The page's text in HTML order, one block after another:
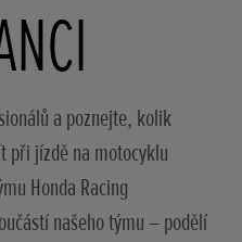
a poznejte, kolik
při jízdě na motocyklu
Honda Racing
našeho týmu – podělí